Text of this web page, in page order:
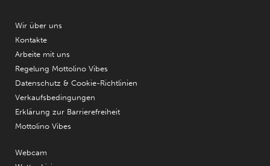
Wir über uns
Kontakte
Arbeite mit uns
Regelung Mottolino Vibes
Datenschutz & Cookie-Richtlinien
Verkaufsbedingungen
Erklärung zur Barrierefreiheit
Mottolino Vibes
Webcam